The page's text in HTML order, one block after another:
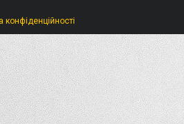
конфіденційності